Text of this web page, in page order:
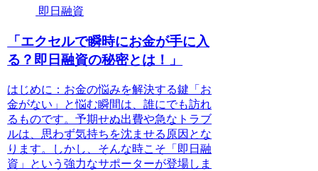
即日融資
「エクセルで瞬時にお金が手に入
る？即日融資の秘密とは！」
はじめに：お金の悩みを解決する鍵「お
金がない」と悩む瞬間は、誰にでも訪れ
るものです。予期せぬ出費や急なトラブ
ルは、思わず気持ちを沈ませる原因とな
ります。しかし、そんな時こそ「即日融
資」という強力なサポーターが登場しま